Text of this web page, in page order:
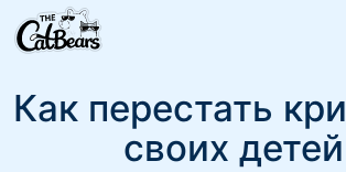
Как перестать
своих